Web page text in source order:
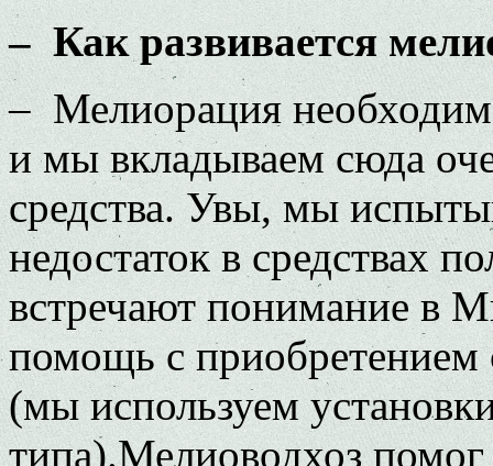
– Как развивается
– Мелиорация
и мы вкладываем сюда
средства. Увы, мы
недостаток в средствах
встречают понимание в
помощь с
(мы используем
типа).Мелиоводхоз